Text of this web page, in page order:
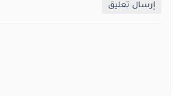
إرسال تعليق